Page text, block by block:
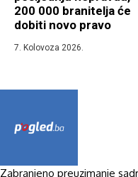
200 000 branitelja će
dobiti novo pravo
7. Kolovoza 2026.
Zabranjeno preuzimanje